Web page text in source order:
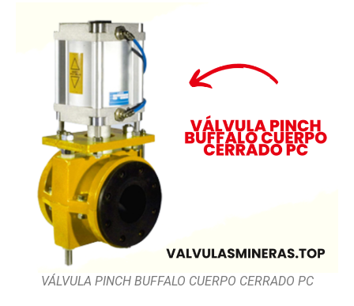
VÁLVULA PINCH BUFFALO CUERPO CERRADO PC